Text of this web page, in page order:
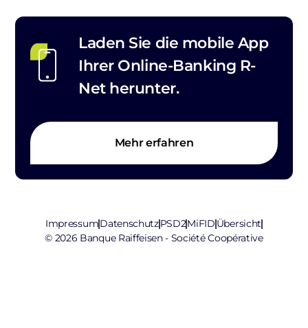
Laden Sie die mobile App
Ihrer Online-Banking R-
Net herunter.
Mehr erfahren
ImpressumDatenschutzPSD2MiFID Übersicht
© 2026 Banque Raiffeisen - Société Coopérative